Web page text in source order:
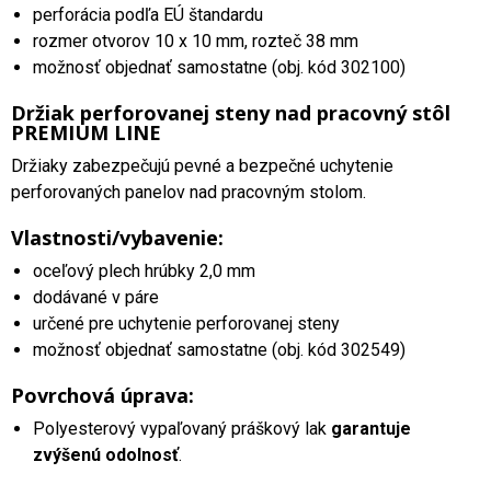
perforácia podľa EÚ štandardu
rozmer otvorov 10 x 10 mm, rozteč 38 mm
možnosť objednať samostatne (obj. kód 302100)
Držiak perforovanej steny nad pracovný stôl
PREMIUM LINE
Držiaky zabezpečujú pevné a bezpečné uchytenie
perforovaných panelov nad pracovným stolom.
Vlastnosti/vybavenie:
oceľový plech hrúbky 2,0 mm
dodávané v páre
určené pre uchytenie perforovanej steny
možnosť objednať samostatne (obj. kód 302549)
Povrchová úprava:
Polyesterový vypaľovaný práškový lak garantuje
zvýšenú odolnosť.